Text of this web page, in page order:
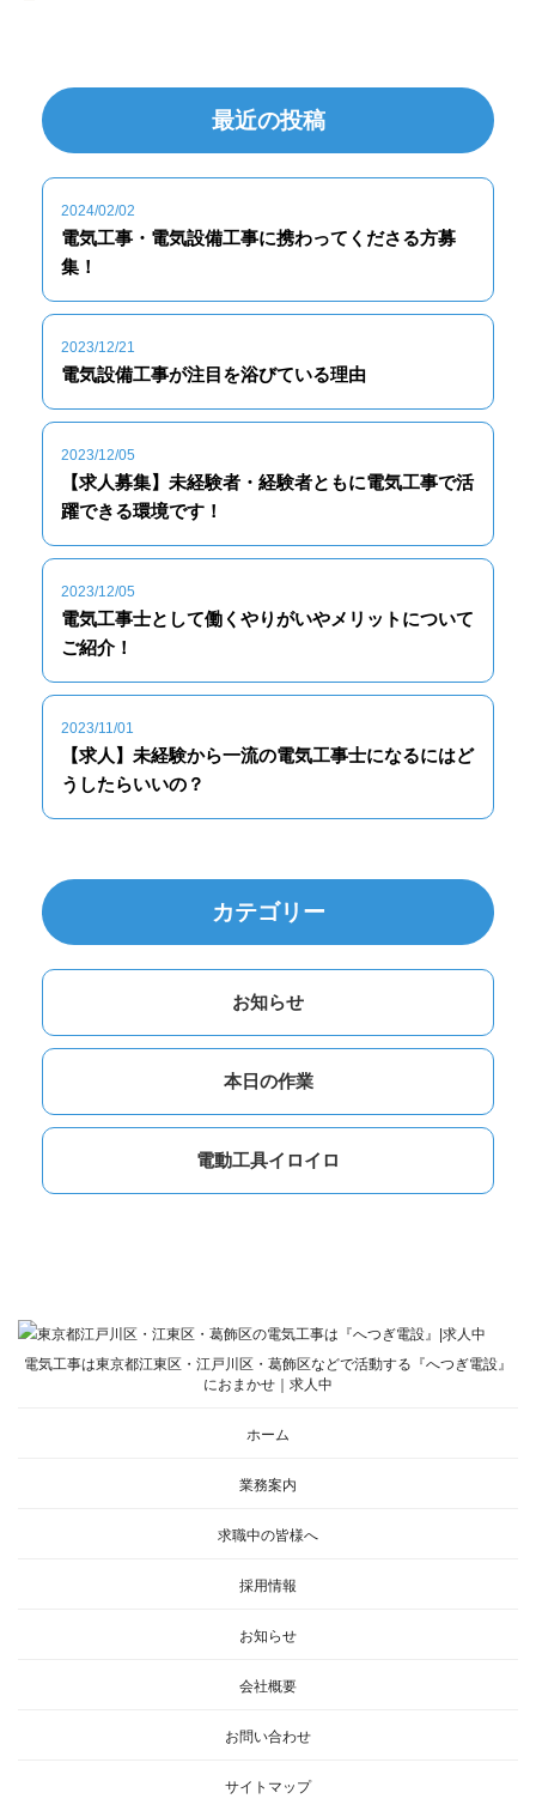
最近の投稿
2024/02/02
電気工事・電気設備工事に携わってくださる方募
集！
2023/12/21
電気設備工事が注目を浴びている理由
2023/12/05
【求人募集】未経験者・経験者ともに電気工事で活
躍できる環境です！
2023/12/05
電気工事士として働くやりがいやメリットについて
ご紹介！
2023/11/01
【求人】未経験から一流の電気工事士になるにはど
うしたらいいの？
カテゴリー
お知らせ
本日の作業
電動工具イロイロ
電気工事は東京都江東区・江戸川区・葛飾区などで活動する『へつぎ電設』
におまかせ｜求人中
ホーム
業務案内
求職中の皆様へ
採用情報
お知らせ
会社概要
お問い合わせ
サイトマップ